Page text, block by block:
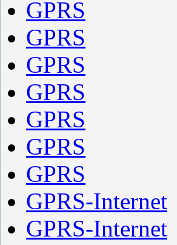
GPRS
GPRS
GPRS
GPRS
GPRS
GPRS
GPRS
GPRS-Internet
GPRS-Internet